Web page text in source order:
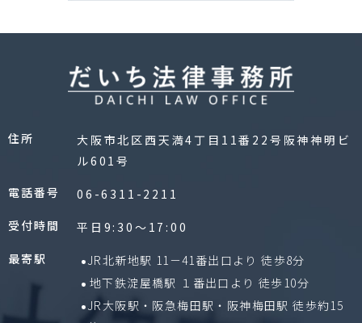
住所
大阪市北区西天満4丁目11番22号阪神神明ビ
ル601号
電話番号
06-6311-2211
受付時間
平日9:30〜17:00
最寄駅
JR北新地駅 11－41番出口より 徒歩8分
地下鉄淀屋橋駅 １番出口より 徒歩10分
JR大阪駅・阪急梅田駅・阪神梅田駅 徒歩約15